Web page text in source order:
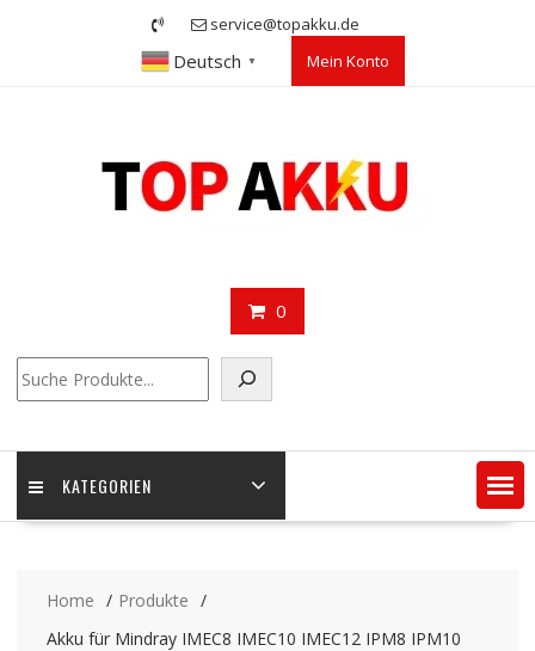
service@topakku.de
Deutsch ▼ Mein Konto
0
KATEGORIEN
Home
Produkte
Akku für Mindray IMEC8 IMEC10 IMEC12 IPM8 IPM10